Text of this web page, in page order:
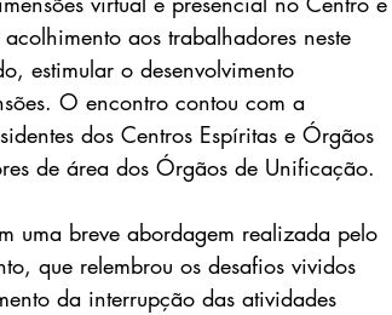
aos trabalhadores neste
estimular o desenvolvimento
O encontro contou com a
dos Centros Espíritas e Órgãos
de área dos Órgãos de Unificação.
breve abordagem realizada pelo
que relembrou os desafios vividos
da interrupção das atividades